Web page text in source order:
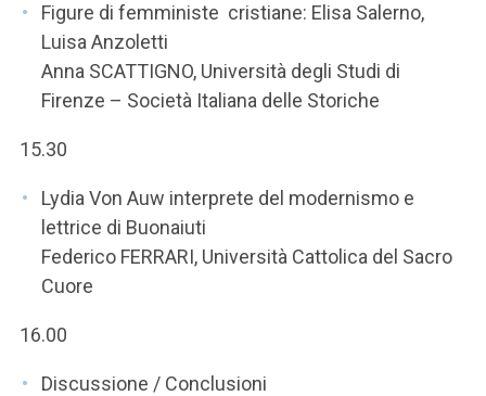
Figure di femministe cristiane: Elisa Salerno,
Luisa Anzoletti
Anna SCATTIGNO, Università degli Studi di
Firenze – Società Italiana delle Storiche
15.30
Lydia Von Auw interprete del modernismo e
lettrice di Buonaiuti
Federico FERRARI, Università Cattolica del Sacro
Cuore
16.00
Discussione / Conclusioni